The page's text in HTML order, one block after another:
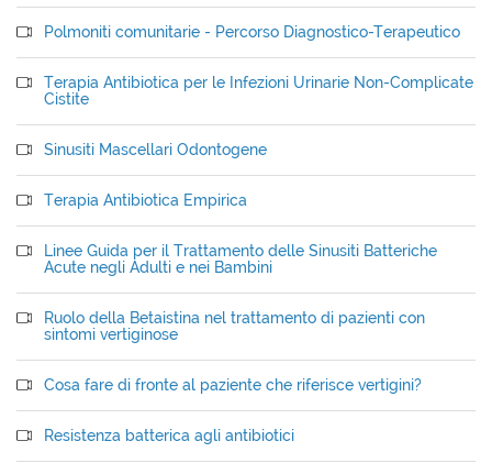
Polmoniti comunitarie - Percorso Diagnostico-Terapeutico
Terapia Antibiotica per le Infezioni Urinarie Non-Complicate
Cistite
Sinusiti Mascellari Odontogene
Terapia Antibiotica Empirica
Linee Guida per il Trattamento delle Sinusiti Batteriche
Acute negli Adulti e nei Bambini
Ruolo della Betaistina nel trattamento di pazienti con
sintomi vertiginose
Cosa fare di fronte al paziente che riferisce vertigini?
Resistenza batterica agli antibiotici